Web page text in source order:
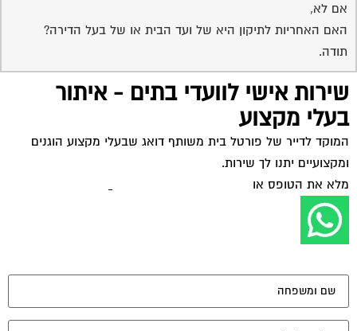
אם לא,
האם האחריות לתיקון היא של ועד הבית או של בעל הדירה?
תודה.
שירות אישי לוועדי בתים - איתור
בעלי מקצוע
המוקד לדייר של פורטל בית משותף דואג שבעלי מקצוע הוגנים
ומקצועיים יתנו לך שירות.
מלא את הטופס אולחץ לשליחת הודעת ווצאפ